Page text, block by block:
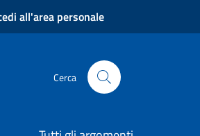
all'area personale
Cerca